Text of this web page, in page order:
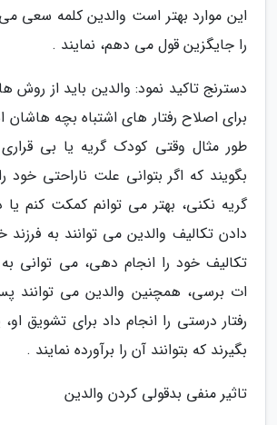
این موارد بهتر است والدین کلمه سعی می
را جایگزین قول می دهم، نمایند .
دسترنج تاکید نمود: والدین باید از
برای اصلاح رفتار های اشتباه بچه هاشان
طور مثال وقتی کودک گریه یا بی
بگویند که اگر بتوانی علت ناراحتی خود
گریه نکنی، بهتر می توانم کمکت کنم
دادن تکالیف والدین می توانند به فرزند
تکالیف خود را انجام دهی، می توانی
ات برسی، همچنین والدین می توانند
رفتار درستی را انجام داد برای تشویق
بگیرند که بتوانند آن را برآورده نمایند .
تاثیر منفی بدقولی کردن والدین